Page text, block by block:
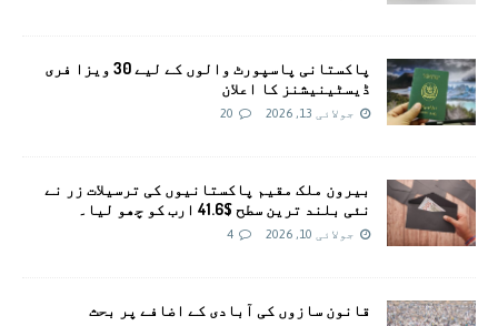
پاکستانی پاسپورٹ والوں کے لیے 30 ویزا فری
ڈیسٹینیشنز کا اعلان
جولائی 13, 2026 20
بيرون ملک مقیم پاکستانیوں کی ترسیلات زر نے
نئی بلند ترین سطح $41.6 ارب کو چھو لیا۔
جولائی 10, 2026 4
قانون سازوں کی آبادی کے اضافے پر بحث